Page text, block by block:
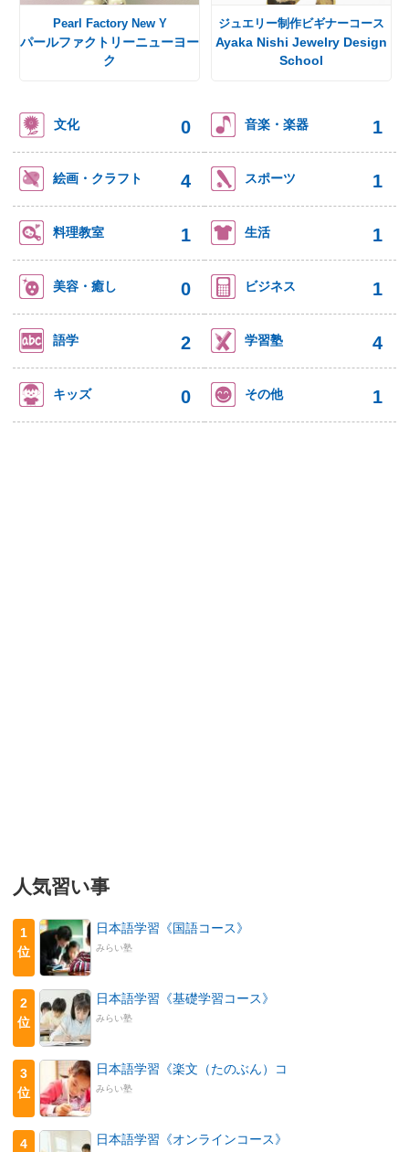
Pearl Factory New Y
パールファクトリーニューヨー
ク
ジュエリー制作ビギナーコース
Ayaka Nishi Jewelry Design
School
文化 0 音楽・楽器 1
絵画・クラフト 4 スポーツ 1
料理教室 1 生活 1
美容・癒し 0 ビジネス 1
語学 2 学習塾 4
キッズ 0 その他 1
人気習い事
1
位
日本語学習《国語コース》
みらい塾
2
位
日本語学習《基礎学習コース》
みらい塾
3
位
日本語学習《楽文（たのぶん）コ
みらい塾
4
日本語学習《オンラインコース》